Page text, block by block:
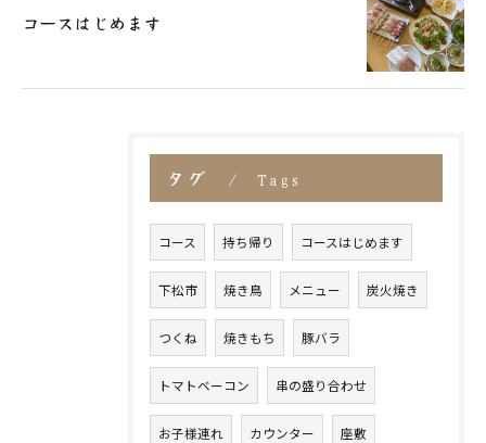
コースはじめます
タグ Tags
コース 持ち帰り コースはじめます
下松市 焼き鳥 メニュー 炭火焼き
つくね 焼きもち 豚バラ
トマトベーコン 串の盛り合わせ
お子様連れ カウンター 座敷